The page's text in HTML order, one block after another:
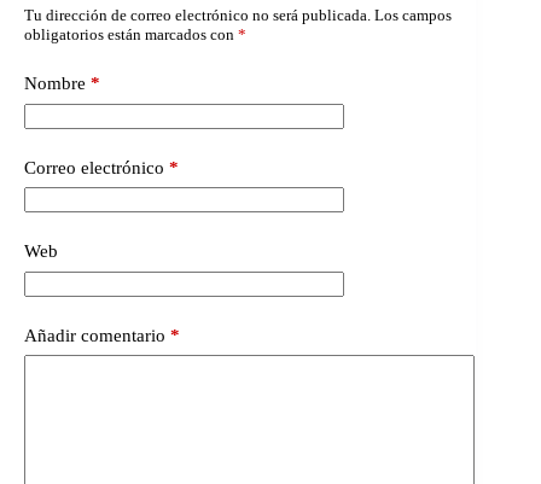
Tu dirección de correo electrónico no será publicada. Los campos
obligatorios están marcados con *
Nombre *
Correo electrónico *
Web
Añadir comentario *